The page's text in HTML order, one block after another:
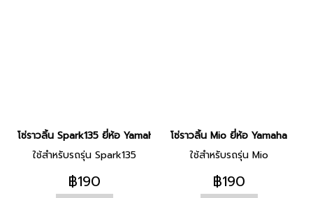
โซ่ราวลิ้น Spark135 ยี่ห้อ Yamaha
ใช้สำหรับรถรุ่น Spark135
฿190
โซ่ราวลิ้น Mio ยี่ห้อ Yamaha
ใช้สำหรับรถรุ่น Mio
฿190